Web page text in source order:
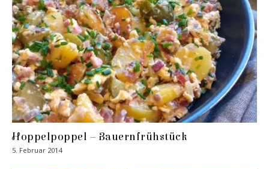
Hoppelpoppel – Bauernfrühstück
5. Februar 2014